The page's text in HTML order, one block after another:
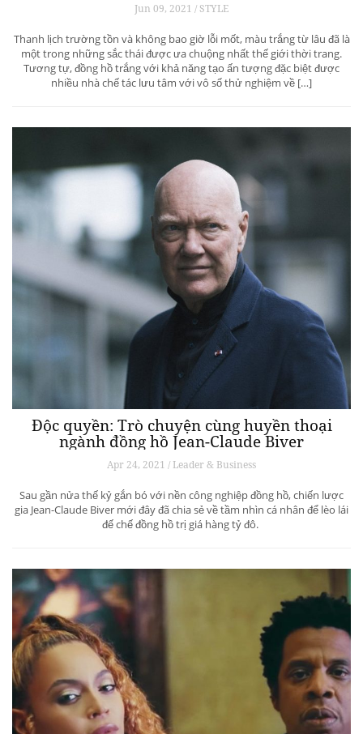
Jun 09, 2021 / STYLE
Thanh lịch trường tồn và không bao giờ lỗi mốt, màu trắng từ lâu đã là
một trong những sắc thái được ưa chuộng nhất thế giới thời trang.
Tương tự, đồng hồ trắng với khả năng tạo ấn tượng đặc biệt được
nhiều nhà chế tác lưu tâm với vô số thử nghiệm về […]
Độc quyền: Trò chuyện cùng huyền thoại
ngành đồng hồ Jean-Claude Biver
Apr 24, 2021 / Leader & Business
Sau gần nửa thế kỷ gắn bó với nền công nghiệp đồng hồ, chiến lược
gia Jean-Claude Biver mới đây đã chia sẻ về tầm nhìn cá nhân để lèo lái
đế chế đồng hồ trị giá hàng tỷ đô.